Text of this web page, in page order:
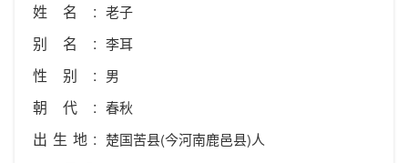
姓名: 老子
别名: 李耳
性别: 男
朝代: 春秋
出生地: 楚国苦县(今河南鹿邑县)人